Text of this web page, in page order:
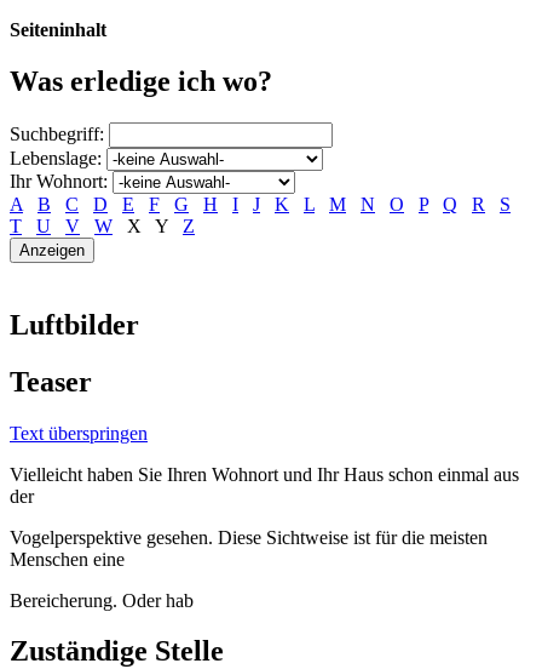
Seiteninhalt
Was erledige ich wo?
Suchbegriff:
Lebenslage:
Ihr Wohnort:
A
B C D E F G H I J K L M N O P Q R
S
T
U V W X Y Z
Luftbilder
Teaser
Text überspringen
Vielleicht haben Sie Ihren Wohnort und Ihr Haus schon einmal aus
der
Vogelperspektive gesehen. Diese Sichtweise ist für die meisten
Menschen eine
Bereicherung. Oder hab
Zuständige Stelle